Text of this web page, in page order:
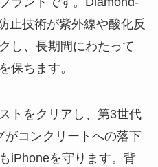
止技術が紫外線や酸化反
し、長期間にわたって
保ちます。
トをクリアし、第3世代
がコンクリートへの落下
iPhoneを守ります。背